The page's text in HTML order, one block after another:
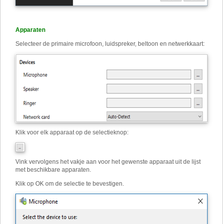
Apparaten
Selecteer de primaire microfoon, luidspreker, beltoon en netwerkkaart:
Klik voor elk apparaat op de selectieknop:
Vink vervolgens het vakje aan voor het gewenste apparaat uit de lijst
met beschikbare apparaten.
Klik op OK om de selectie te bevestigen.